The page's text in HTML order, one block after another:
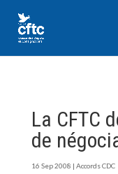
La CFTC
de
16 Sep 2008 | Accords CDC